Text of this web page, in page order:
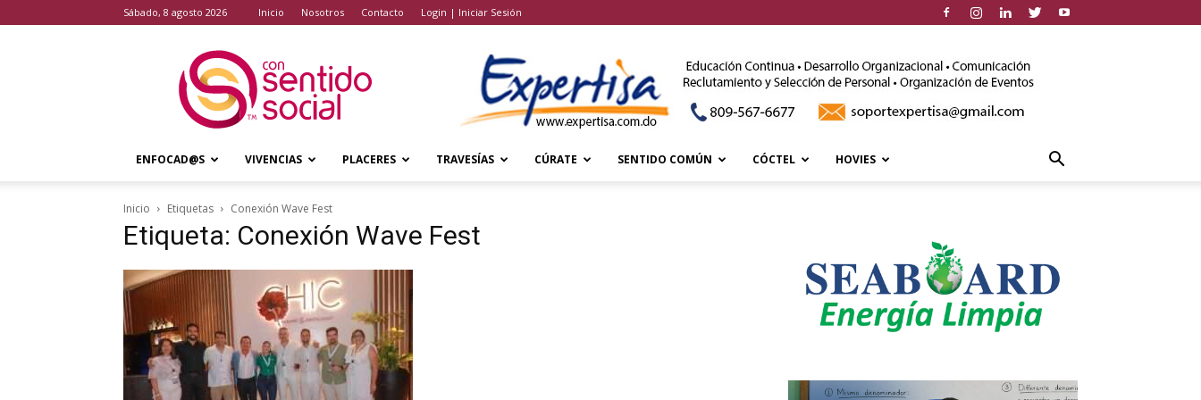
sábado, 8 agosto 2026 Inicio Nosotros Contacto Login | Iniciar Sesión
Sentido
Social
ENFOCAD@S VIVENCIAS PLACERES TRAVESÍAS CÚRATE SENTIDO COMÚN CÓCTEL HOVIES
Inicio Etiquetas Conexión Wave Fest
Etiqueta: Conexión Wave Fest